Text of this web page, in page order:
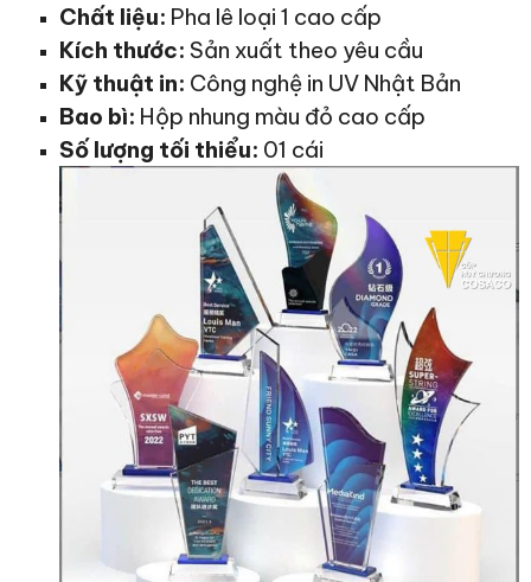
Chất liệu: Pha lê loại 1 cao cấp
Kích thước: Sản xuất theo yêu cầu
Kỹ thuật in: Công nghệ in UV Nhật Bản
Bao bì: Hộp nhung màu đỏ cao cấp
Số lượng tối thiểu: 01 cái